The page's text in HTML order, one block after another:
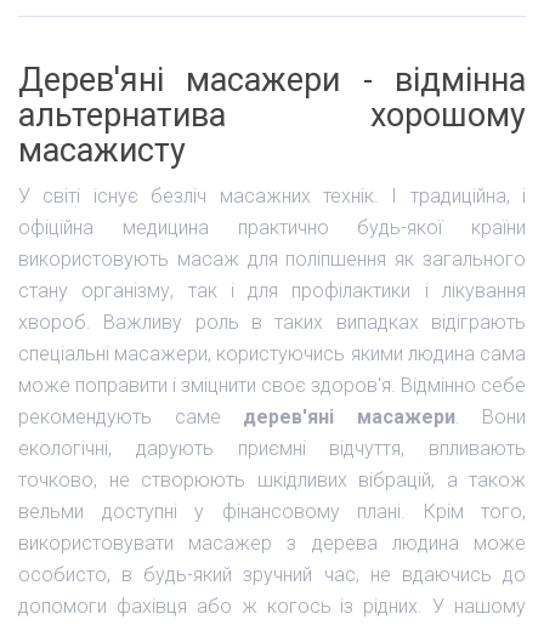
Дерев'яні масажери - відмінна
альтернатива хорошому
масажисту
У світі існує безліч масажних технік. І традиційна, і
офіційна медицина практично будь-якої країни
використовують масаж для поліпшення як загального
стану організму, так і для профілактики і лікування
хвороб. Важливу роль в таких випадках відіграють
спеціальні масажери, користуючись якими людина сама
може поправити і зміцнити своє здоров'я. Відмінно себе
рекомендують саме дерев'яні масажери. Вони
екологічні, дарують приємні відчуття, впливають
точково, не створюють шкідливих вібрацій, а також
вельми доступні у фінансовому плані. Крім того,
використовувати масажер з дерева людина може
особисто, в будь-який зручний час, не вдаючись до
допомоги фахівця або ж когось із рідних. У нашому